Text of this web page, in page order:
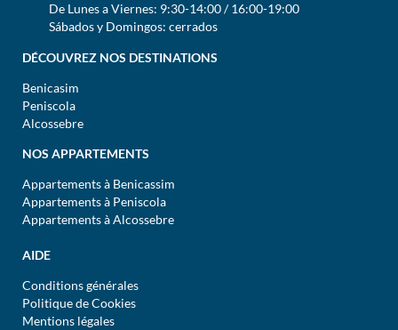
De Lunes a Viernes: 9:30-14:00 / 16:00-19:00
Sábados y Domingos: cerrados
DÉCOUVREZ NOS DESTINATIONS
Benicasim
Peniscola
Alcossebre
NOS APPARTEMENTS
Appartements à Benicassim
Appartements à Peniscola
Appartements à Alcossebre
AIDE
Conditions générales
Politique de Cookies
Mentions légales